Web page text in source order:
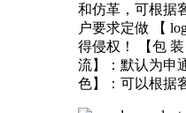
和仿革，可根据
户要求定做 【
得侵权！ 【包
流】：默认为申
色】：可以根据